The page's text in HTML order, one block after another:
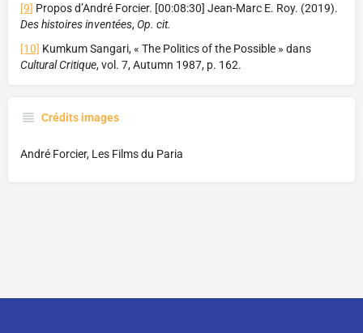
[9] Propos d’André Forcier. [00:08:30] Jean-Marc E. Roy. (2019).
Des histoires inventées,Op. cit.
[10] Kumkum Sangari, « The Politics of the Possible » dans
Cultural Critique, vol. 7, Autumn 1987, p. 162.
Crédits images
André Forcier, Les Films du Paria